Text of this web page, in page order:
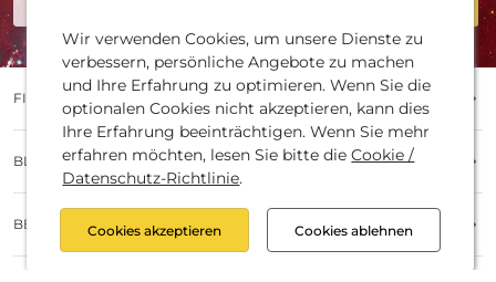
FIRMA
KontaktJobsÜber unsFirmengeschichte (Timeline)Partner
und MarkenUnsere HändlerBatterieentsorgungImpressum
und Urheberrecht
BLOG POSTS
Baader NewsProduktinformationenTestberichteSternwarten
ReferenzenKnow HowProduktvergleich
BESTELLVORGANG
Wir verwenden Cookies, um unsere Dienste zu
verbessern, persönliche Angebote zu machen
und Ihre Erfahrung zu optimieren. Wenn Sie die
optionalen Cookies nicht akzeptieren, kann dies
Ihre Erfahrung beeinträchtigen. Wenn Sie mehr
erfahren möchten, lesen Sie bitte dieCookie /
Datenschutz-Richtlinie.
Cookies akzeptieren Cookies ablehnen